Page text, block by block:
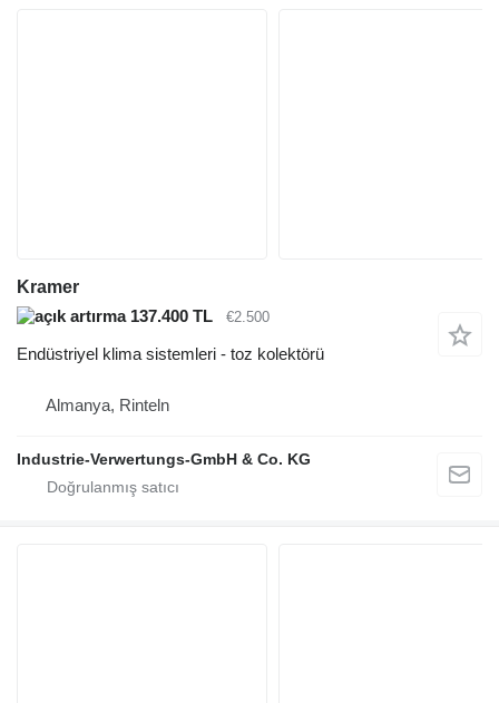
Kramer
137.400 TL
€2.500
Endüstriyel klima sistemleri - toz kolektörü
Almanya, Rinteln
Industrie-Verwertungs-GmbH & Co. KG